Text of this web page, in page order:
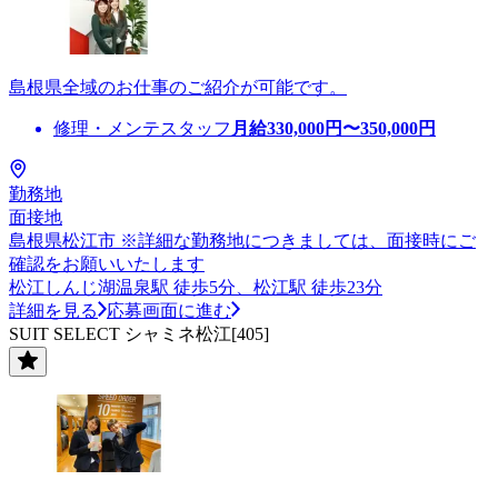
島根県全域のお仕事のご紹介が可能です。
修理・メンテスタッフ 月給330,000円〜350,000円
勤務地
面接地
島根県松江市 ※詳細な勤務地につきましては、面接時にご
確認をお願いいたします
松江しんじ湖温泉駅 徒歩5分、松江駅 徒歩23分
詳細を見る
応募画面に進む
SUIT SELECT シャミネ松江[405]